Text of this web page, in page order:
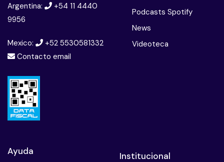
Argentina:
+54 11 4440
9956
Mexico:
+52 5530581332
Contacto email
Podcasts Spotify
News
Videoteca
Ayuda Institucional